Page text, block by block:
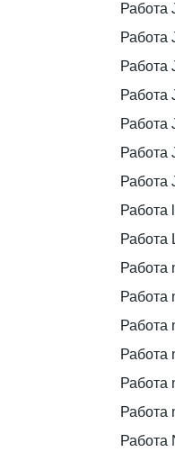
Работа
Работа
Работа
Работа
Работа
Работа
Работа
Работа
Работа
Работа
Работа
Работа
Работа
Работа
Работа
Работа